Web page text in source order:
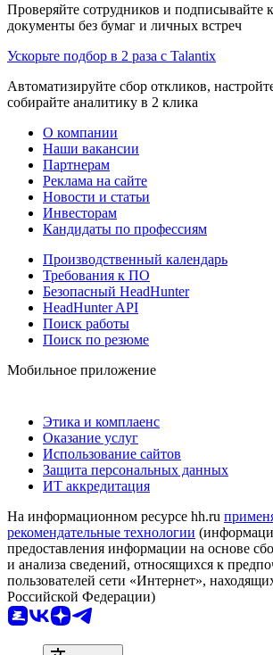
Проверяйте сотрудников и подписывайте
документы без бумаг и личных встреч
Ускорьте подбор в 2 раза с Talantix
Автоматизируйте сбор откликов,
собирайте аналитику в 2 клика
О компании
Наши вакансии
Партнерам
Реклама на сайте
Новости и статьи
Инвесторам
Кандидаты по профессиям
Производственный календарь
Требования к ПО
Безопасный HeadHunter
HeadHunter API
Поиск работы
Поиск по резюме
Мобильное приложение
Этика и комплаенс
Оказание услуг
Использование сайтов
Защита персональных данных
ИТ аккредитация
На информационном ресурсе hh.ru
рекомендательные технологии
предоставления информации на основе
и анализа сведений, относящихся к
пользователей сети «Интернет»,
Российской Федерации)